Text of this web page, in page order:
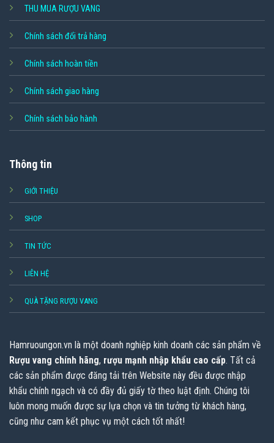
THU MUA RƯỢU VANG
Chính sách đổi trả hàng
Chính sách hoàn tiền
Chính sách giao hàng
Chính sách bảo hành
Thông tin
GIỚI THIỆU
SHOP
TIN TỨC
LIÊN HỆ
QUÀ TẶNG RƯỢU VANG
Hamruoungon.vn là một doanh nghiệp kinh doanh các sản phẩm về
Rượu vang chính hãng, rượu mạnh nhập khẩu cao cấp. Tất cả
các sản phẩm được đăng tải trên Website này đều được nhập
khẩu chính ngạch và có đầy đủ giấy tờ theo luật định. Chúng tôi
luôn mong muốn được sự lựa chọn và tin tưởng từ khách hàng,
cũng như cam kết phục vụ một cách tốt nhất!